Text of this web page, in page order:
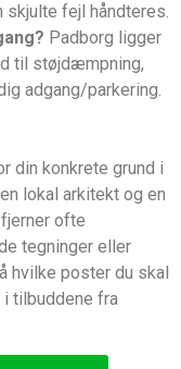
skjulte fejl håndteres.
Padborg ligger
til støjdæmpning,
adgang/parkering.
din konkrete grund i
lokal arkitekt og en
ofte
tegninger eller
hvilke poster du skal
tilbuddene fra